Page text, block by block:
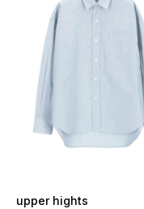
upper hights